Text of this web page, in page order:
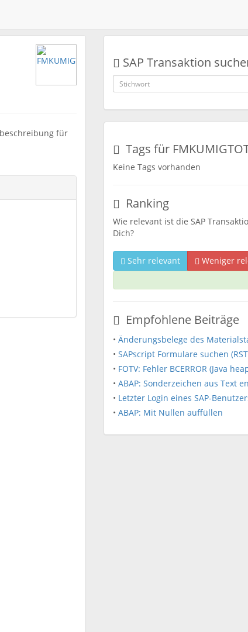
für
SAP Transaktion
Tags für
Keine Tags vorhanden
Ranking
Wie relevant ist die SAP
Dich?
Sehr relevant Weniger
Empfohlene Beiträge
• Änderungsbelege des
• SAPscript Formulare suchen
• FOTV: Fehler BCERROR (Java
• ABAP: Sonderzeichen aus Text
• Letzter Login eines SAP-
• ABAP: Mit Nullen auffüllen